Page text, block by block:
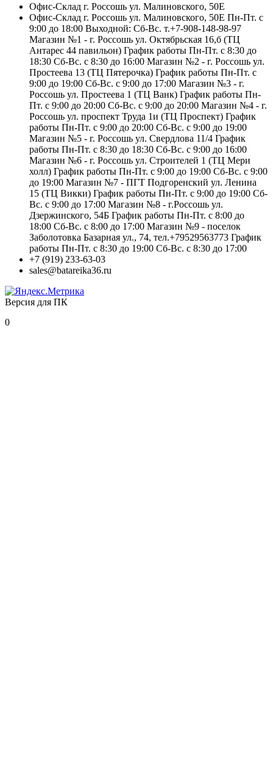
Офис-Склад г. Россошь ул. Малиновского, 50Е
Офис-Склад г. Россошь ул. Малиновского, 50Е Пн-Пт. с
9:00 до 18:00 Выходной: Сб-Вс. т.+7-908-148-98-97
Магазин №1 - г. Россошь ул. Октябрьская 16,б (ТЦ
Антарес 44 павильон) График работы Пн-Пт. с 8:30 до
18:30 Сб-Вс. с 8:30 до 16:00 Магазин №2 - г. Россошь ул.
Простеева 13 (ТЦ Пятерочка) График работы Пн-Пт. с
9:00 до 19:00 Сб-Вс. с 9:00 до 17:00 Магазин №3 - г.
Россошь ул. Простеева 1 (ТЦ Ванк) График работы Пн-
Пт. с 9:00 до 20:00 Сб-Вс. с 9:00 до 20:00 Магазин №4 - г.
Россошь ул. проспект Труда 1и (ТЦ Проспект) График
работы Пн-Пт. с 9:00 до 20:00 Сб-Вс. с 9:00 до 19:00
Магазин №5 - г. Россошь ул. Свердлова 11/4 График
работы Пн-Пт. с 8:30 до 18:30 Сб-Вс. с 9:00 до 16:00
Магазин №6 - г. Россошь ул. Строителей 1 (ТЦ Мери
холл) График работы Пн-Пт. с 9:00 до 19:00 Сб-Вс. с 9:00
до 19:00 Магазин №7 - ПГТ Подгоренский ул. Ленина
15 (ТЦ Викки) График работы Пн-Пт. с 9:00 до 19:00 Сб-
Вс. с 9:00 до 17:00 Магазин №8 - г.Россошь ул.
Дзержинского, 54Б График работы Пн-Пт. с 8:00 до
18:00 Сб-Вс. с 8:00 до 17:00 Магазин №9 - поселок
Заболотовка Базарная ул., 74, тел.+79529563773 График
работы Пн-Пт. с 8:30 до 19:00 Сб-Вс. с 8:30 до 17:00
+7 (919) 233-63-03
sales@batareika36.ru
Версия для ПК
0